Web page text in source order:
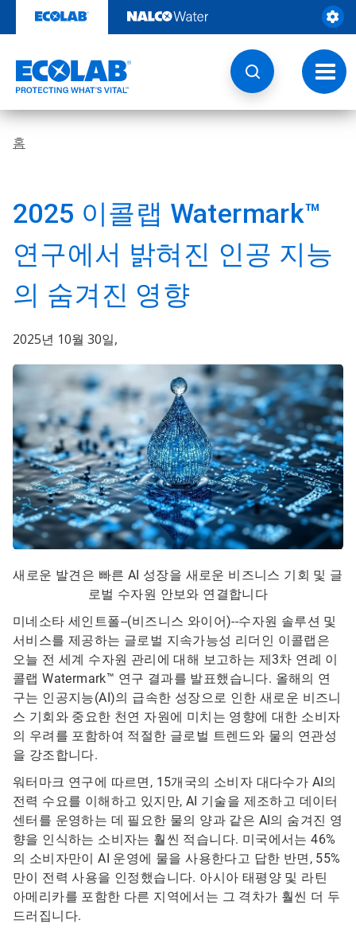
츠
기
토
글
내
비
홈
2025 이콜랩 Watermark​​​​​​​™
연구에서 밝혀진 인공 지능
의 숨겨진 영향
2025년 10월 30일,
새로운 발견은 빠른 AI 성장을 새로운 비즈니스 기회 및 글
로벌 수자원 안보와 연결합니다
미네소타 세인트폴--(비즈니스 와이어)--수자원 솔루션 및
서비스를 제공하는 글로벌 지속가능성 리더인 이콜랩은
오늘 전 세계 수자원 관리에 대해 보고하는 제3차 연례 이
콜랩 Watermark™ 연구 결과를 발표했습니다. 올해의 연
구는 인공지능(AI)의 급속한 성장으로 인한 새로운 비즈니
스 기회와 중요한 천연 자원에 미치는 영향에 대한 소비자
의 우려를 포함하여 적절한 글로벌 트렌드와 물의 연관성
을 강조합니다.
워터마크 연구에 따르면, 15개국의 소비자 대다수가 AI의
전력 수요를 이해하고 있지만, AI 기술을 제조하고 데이터
센터를 운영하는 데 필요한 물의 양과 같은 AI의 숨겨진 영
향을 인식하는 소비자는 훨씬 적습니다. 미국에서는 46%
의 소비자만이 AI 운영에 물을 사용한다고 답한 반면, 55%
만이 전력 사용을 인정했습니다. 아시아 태평양 및 라틴
아메리카를 포함한 다른 지역에서는 그 격차가 훨씬 더 두
드러집니다.